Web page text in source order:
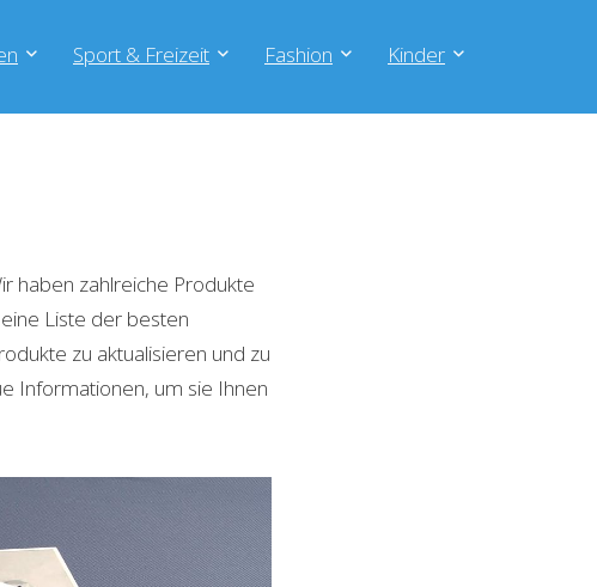
Sport & Freizeit Fashion Kinder
haben zahlreiche Produkte
Liste der besten
zu aktualisieren und zu
Informationen, um sie Ihnen